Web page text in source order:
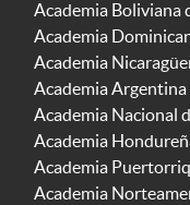
Academia Boliviana
Academia
Academia
Academia Argentina
Academia Nacional
Academia
Academia
Academia